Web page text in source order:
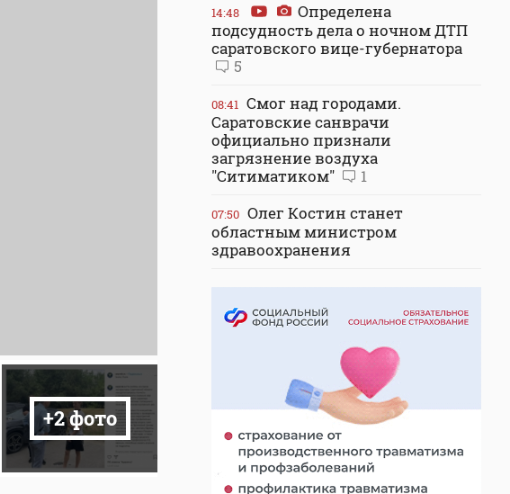
+2 фото
14:48
Определена
подсудность дела о ночном ДТП
саратовского вице-губернатора
5
08:41 Смог над городами.
Саратовские санврачи
официально признали
загрязнение воздуха
"Ситиматиком"
1
07:50 Олег Костин станет
областным министром
здравоохранения